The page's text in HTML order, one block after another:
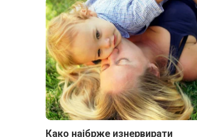
Како најбрже изнервирати